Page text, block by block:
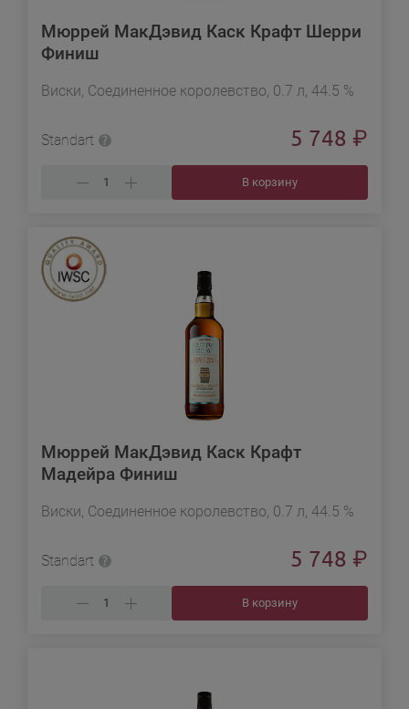
Мюррей МакДэвид Каск Крафт Шерри
Финиш
Виски, Соединенное королевство, 0.7 л, 44.5 %
Standart 5 748 ₽
В корзину
Мюррей МакДэвид Каск Крафт
Мадейра Финиш
Виски, Соединенное королевство, 0.7 л, 44.5 %
Standart 5 748 ₽
В корзину